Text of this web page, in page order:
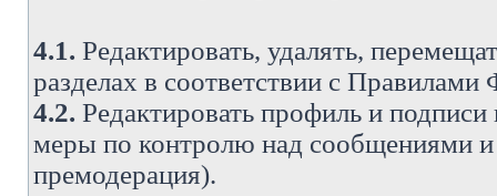
4.1. Редактировать, удалять,
разделах в соответствии с
4.2. Редактировать профиль и
меры по контролю над сообщениями
премодерация).